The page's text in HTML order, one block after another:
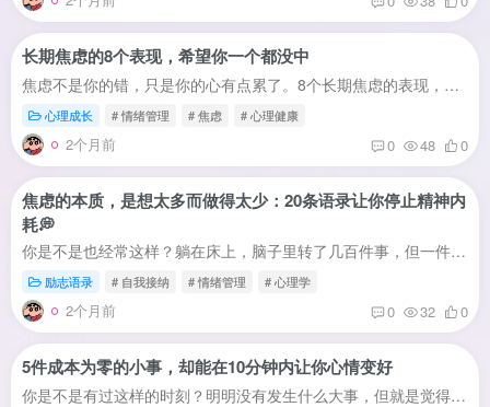
长期焦虑的8个表现，希望你一个都没中
焦虑不是你的错，只是你的心有点累了。8个长期焦虑的表现，帮你识别自己是否处于焦虑状态，并提供缓解方向。你是不是也经常这样——明明没什么大事发生，但总觉得心里悬着一块石头，放不下来。...
心理成长 # 情绪管理 # 焦虑 # 心理健康
2个月前 0 48 0
焦虑的本质，是想太多而做得太少：20条语录让你停止精神内
耗💭
你是不是也经常这样？躺在床上，脑子里转了几百件事，但一件都没开始。明明什么都没做，却觉得特别累。这是精神内耗——你的大脑在代替你行动，但身体却一直停在原地。想太多，是当代人最大的内...
励志语录 # 自我接纳 # 情绪管理 # 心理学
2个月前 0 32 0
5件成本为零的小事，却能在10分钟内让你心情变好
你是不是有过这样的时刻？明明没有发生什么大事，但就是觉得心情很低落。说不上来哪里不对，但整个人像被一层灰蒙蒙的雾笼罩着——不想说话，不想动，刷手机也觉得没意思，躺着也觉得累。你想让...